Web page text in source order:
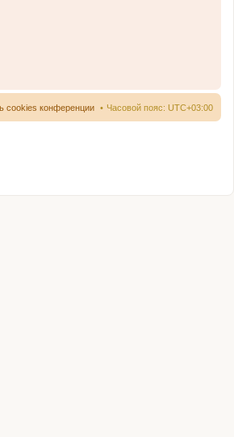
Часовой пояс: UTC+03:00
cookies конференции